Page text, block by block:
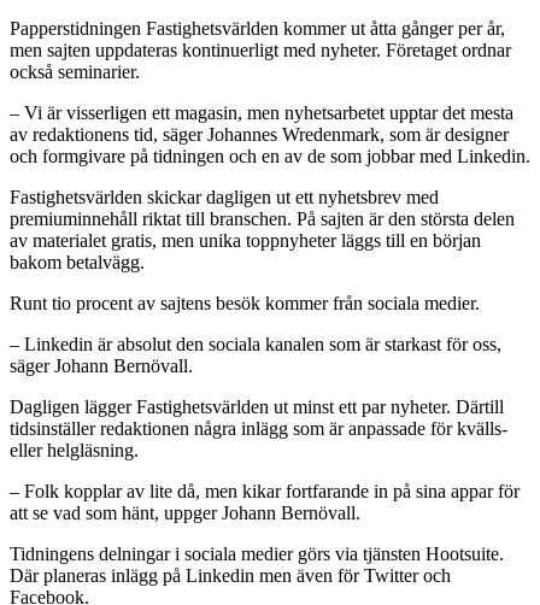
Papperstidningen Fastighetsvärlden kommer ut åtta gånger per år,
men sajten uppdateras kontinuerligt med nyheter. Företaget ordnar
också seminarier.
– Vi är visserligen ett magasin, men nyhetsarbetet upptar det mesta
av redaktionens tid, säger Johannes Wredenmark, som är designer
och formgivare på tidningen och en av de som jobbar med Linkedin.
Fastighetsvärlden skickar dagligen ut ett nyhetsbrev med
premiuminnehåll riktat till branschen. På sajten är den största delen
av materialet gratis, men unika toppnyheter läggs till en början
bakom betalvägg.
Runt tio procent av sajtens besök kommer från sociala medier.
– Linkedin är absolut den sociala kanalen som är starkast för oss,
säger Johann Bernövall.
Dagligen lägger Fastighetsvärlden ut minst ett par nyheter. Därtill
tidsinställer redaktionen några inlägg som är anpassade för kvälls-
eller helgläsning.
– Folk kopplar av lite då, men kikar fortfarande in på sina appar för
att se vad som hänt, uppger Johann Bernövall.
Tidningens delningar i sociala medier görs via tjänsten Hootsuite.
Där planeras inlägg på Linkedin men även för Twitter och
Facebook.